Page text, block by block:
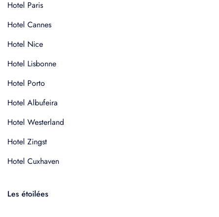
Hotel Paris
Hotel Cannes
Hotel Nice
Hotel Lisbonne
Hotel Porto
Hotel Albufeira
Hotel Westerland
Hotel Zingst
Hotel Cuxhaven
Les étoilées